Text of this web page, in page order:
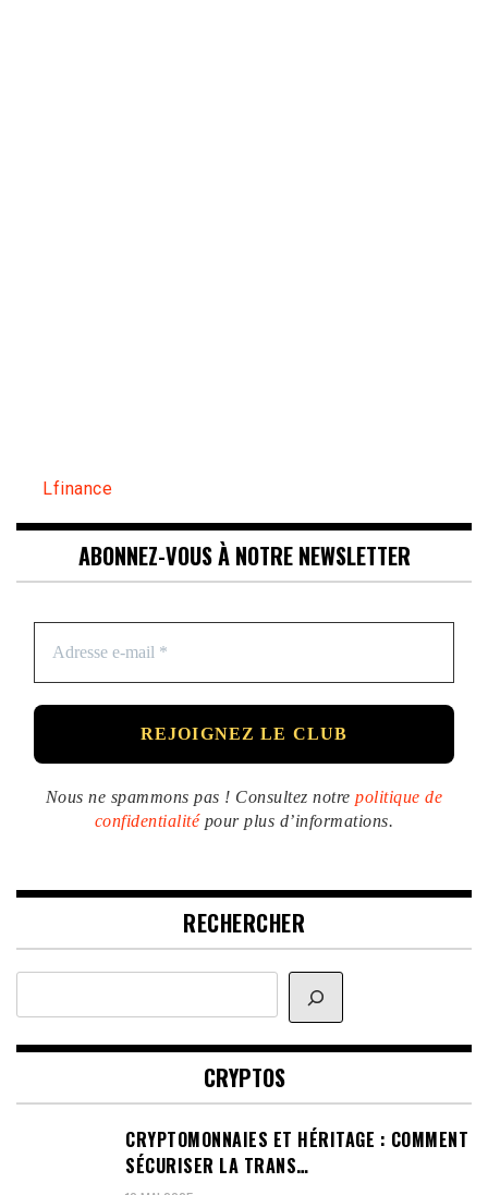
Lfinance
ABONNEZ-VOUS À NOTRE NEWSLETTER
Nous ne spammons pas ! Consultez notrepolitique de
confidentialitépour plus d’informations.
RECHERCHER
Rechercher
CRYPTOS
CRYPTOMONNAIES ET HÉRITAGE : COMMENT
SÉCURISER LA TRANS…